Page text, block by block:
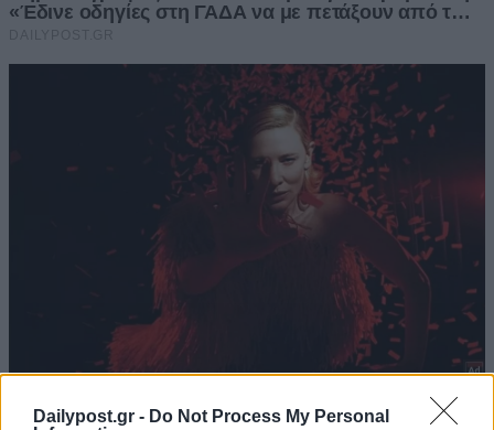
Dailypost.gr - Do Not Process My Personal